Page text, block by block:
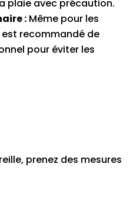
plaie avec précaution.
: Même pour les
est recommandé de
pour éviter les
prenez des mesures